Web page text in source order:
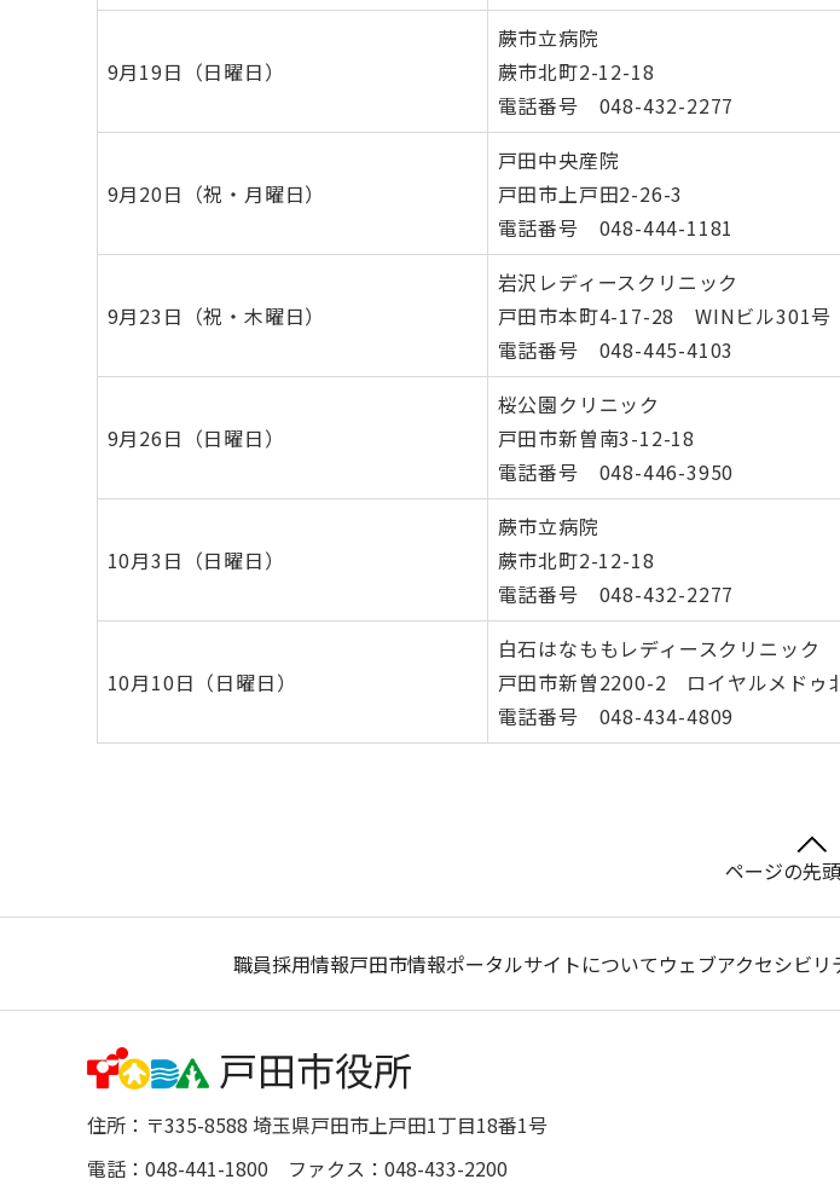
9月19日（日曜日）
蕨市立病院
蕨市北町2-12-18
電話番号 048-432-2277
9月20日（祝・月曜日）
戸田中央産院
戸田市上戸田2-26-3
電話番号 048-444-1181
9月23日（祝・木曜日）
岩沢レディースクリニック
戸田市本町4-17-28 WINビル301号
電話番号 048-445-4103
9月26日（日曜日）
桜公園クリニック
戸田市新曽南3-12-18
電話番号 048-446-3950
10月3日（日曜日）
蕨市立病院
蕨市北町2-12-18
電話番号 048-432-2277
10月10日（日曜日）
白石はなももレディースクリニック
戸田市新曽2200-2 ロイヤルメドゥ
電話番号 048-434-4809
ページの先
職員採用情報戸田市情報ポータルサイトについてウェブアクセシビリ
住所：〒335-8588 埼玉県戸田市上戸田1丁目18番1号
電話：048-441-1800 ファクス：048-433-2200